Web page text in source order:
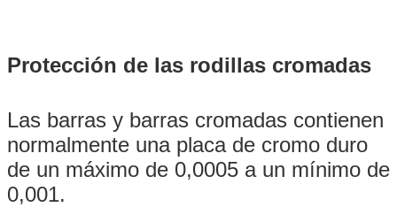
Protección de las rodillas cromadas
Las barras y barras cromadas contienen
normalmente una placa de cromo duro
de un máximo de 0,0005 a un mínimo de
0,001.